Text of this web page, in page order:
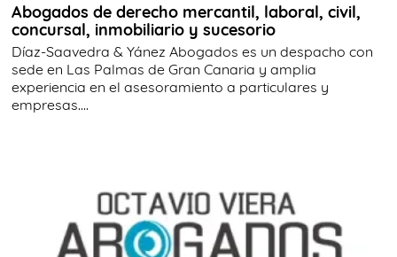
Abogados de derecho mercantil, laboral, civil,
concursal, inmobiliario y sucesorio
Díaz-Saavedra & Yánez Abogados es un despacho con
sede en Las Palmas de Gran Canaria y amplia
experiencia en el asesoramiento a particulares y
empresas....